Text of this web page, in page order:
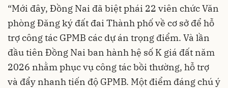
“Mới đây, Đồng Nai đã biệt phái 22 viên chức Văn
phòng Đăng ký đất đai Thành phố về cơ sở để hỗ
trợ công tác GPMB các dự án trọng điểm. Và lần
đầu tiên Đồng Nai ban hành hệ số K giá đất năm
2026 nhằm phục vụ công tác bồi thường, hỗ trợ
và đẩy nhanh tiến độ GPMB. Một điểm đáng chú ý